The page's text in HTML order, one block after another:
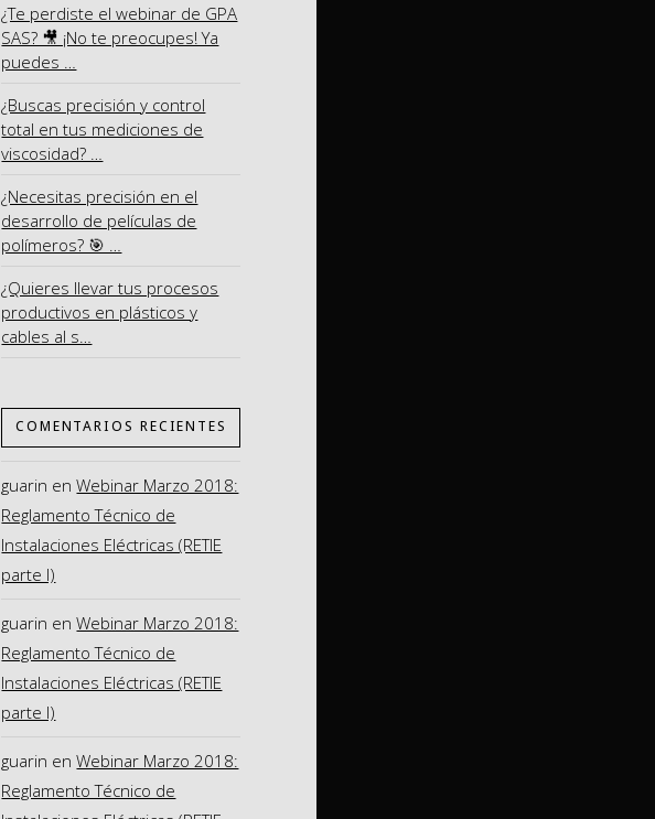
¿Te perdiste el webinar de GPA
SAS? 🎥 ¡No te preocupes! Ya
puedes …
¿Buscas precisión y control
total en tus mediciones de
viscosidad? …
¿Necesitas precisión en el
desarrollo de películas de
polímeros? 🎯 …
¿Quieres llevar tus procesos
productivos en plásticos y
cables al s…
COMENTARIOS RECIENTES
guarin enWebinar Marzo 2018:
Reglamento Técnico de
Instalaciones Eléctricas (RETIE
parte I)
guarin enWebinar Marzo 2018:
Reglamento Técnico de
Instalaciones Eléctricas (RETIE
parte I)
guarin enWebinar Marzo 2018:
Reglamento Técnico de